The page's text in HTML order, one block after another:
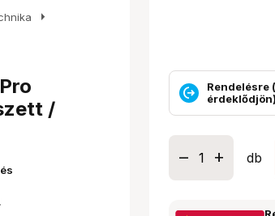
arrow_right
/
Rendelésre
érdeklődjön)
db